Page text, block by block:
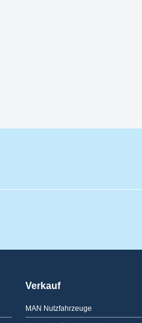
Verkauf
MAN Nutzfahrzeuge